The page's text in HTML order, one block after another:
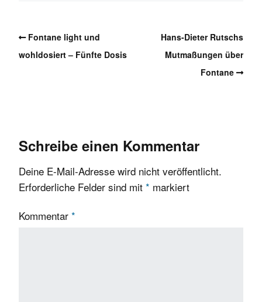
Fontane light und
wohldosiert – Fünfte Dosis
Hans-Dieter Rutschs
Mutmaßungen über
Fontane
Schreibe einen Kommentar
Deine E-Mail-Adresse wird nicht veröffentlicht.
Erforderliche Felder sind mit * markiert
Kommentar *